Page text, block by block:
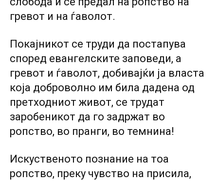
гревот и на ѓаволот.
Покајникот се труди да постапува
според евангелските заповеди, а
гревот и ѓаволот, добивајќи ја власта
која доброволно им била дадена од
претходниот живот, се трудат
заробеникот да го задржат во
ропство, во пранги, во темнина!
Искуственото познание на тоа
ропство, преку чувство на присила,